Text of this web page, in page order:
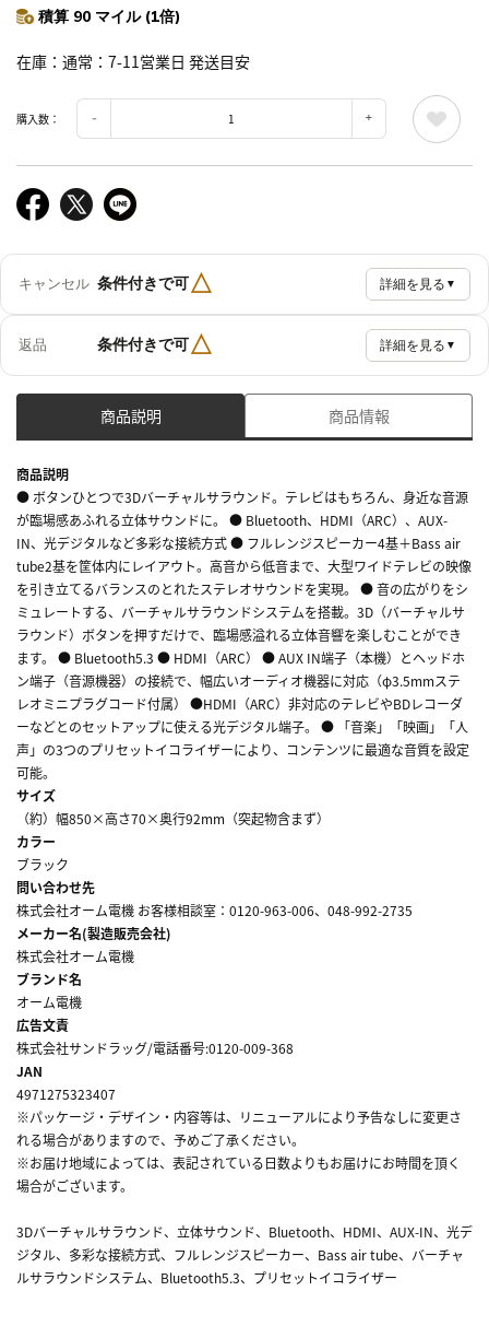
積算 90 マイル (1倍)
在庫 通常：7-11営業日 発送目安
購入数：
キャンセル 条件付きで可△ 詳細を見る ▼
返品 条件付きで可△ 詳細を見る ▼
商品説明 商品情報
商品説明
● ボタンひとつで3Dバーチャルサラウンド。テレビはもちろん、身近な音源
が臨場感あふれる立体サウンドに。 ● Bluetooth、HDMI（ARC）、AUX-
IN、光デジタルなど多彩な接続方式 ● フルレンジスピーカー4基＋Bass air
tube2基を筐体内にレイアウト。高音から低音まで、大型ワイドテレビの映像
を引き立てるバランスのとれたステレオサウンドを実現。 ● 音の広がりをシ
ミュレートする、バーチャルサラウンドシステムを搭載。3D（バーチャルサ
ラウンド）ボタンを押すだけで、臨場感溢れる立体音響を楽しむことができ
ます。 ● Bluetooth5.3 ● HDMI（ARC） ● AUX IN端子（本機）とヘッドホ
ン端子（音源機器）の接続で、幅広いオーディオ機器に対応（φ3.5mmステ
レオミニプラグコード付属） ●HDMI（ARC）非対応のテレビやBDレコーダ
ーなどとのセットアップに使える光デジタル端子。 ● 「音楽」「映画」「人
声」の3つのプリセットイコライザーにより、コンテンツに最適な音質を設定
可能。
サイズ
（約）幅850×高さ70×奥行92mm（突起物含まず）
カラー
ブラック
問い合わせ先
株式会社オーム電機 お客様相談室：0120-963-006、048-992-2735
メーカー名(製造販売会社)
株式会社オーム電機
ブランド名
オーム電機
広告文責
株式会社サンドラッグ/電話番号:0120-009-368
JAN
4971275323407
※パッケージ・デザイン・内容等は、リニューアルにより予告なしに変更さ
れる場合がありますので、予めご了承ください。
※お届け地域によっては、表記されている日数よりもお届けにお時間を頂く
場合がございます。
3Dバーチャルサラウンド、立体サウンド、Bluetooth、HDMI、AUX-IN、光デ
ジタル、多彩な接続方式、フルレンジスピーカー、Bass air tube、バーチャ
ルサラウンドシステム、Bluetooth5.3、プリセットイコライザー